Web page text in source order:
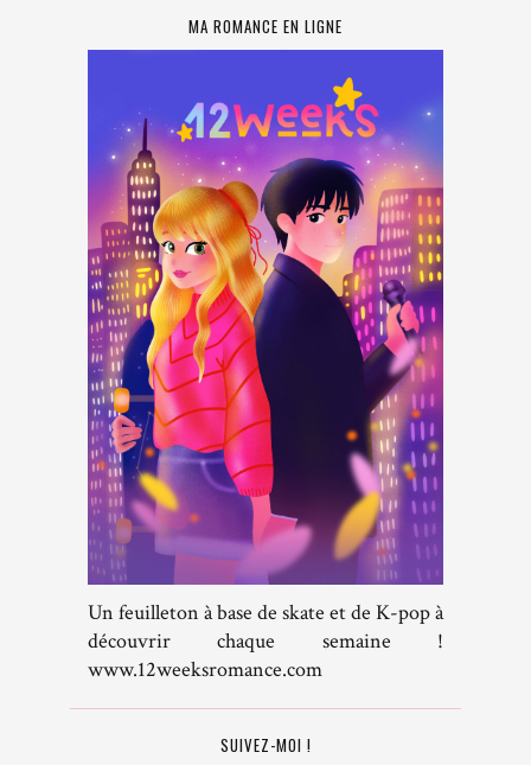
MA ROMANCE EN LIGNE
Un feuilleton à base de skate et de K-pop à
découvrir chaque semaine !
www.12weeksromance.com
SUIVEZ-MOI !